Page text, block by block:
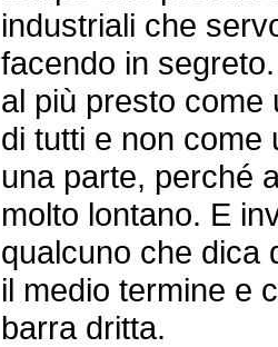
industriali che
facendo in
al più presto come
di tutti e non come
una parte, perché
molto lontano. E
qualcuno che dica
il medio termine e
barra dritta.